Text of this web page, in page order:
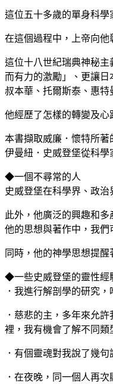
這位五十多歲的單身科學
在這個過程中，上帝向
這位十八世紀瑞典神秘
而有力的激勵」、更讓
叔本華、托爾斯泰、惠特
他經歷了怎樣的轉變及心
本書擷取威廉．懷特所
伊曼紐．史威登堡從科
◆一個不尋常的人
史威登堡在科學界、政
此外，他廣泛的興趣和
他的思想與著作中，我們
同時，他的神學思想提
◆一些史威登堡的靈性
．我進行解剖學的研究
．慈悲的主，多年來允
裡，我有機會了解不同
．有個靈魂對我說了幾
．在夜晚，同一個人再